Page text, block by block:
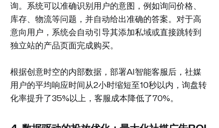
询。系统可以准确识别用户的意图，例如询问价格、
库存、物流等问题，并自动给出准确的答案。对于高
意向用户，系统会自动引导其添加私域或直接跳转到
独立站的产品页面完成购买。
根据创意时空的内部数据，部署AI智能客服后，社媒
用户的平均响应时间从2小时缩短至10秒以内，询盘转
化率提升了35%以上，客服成本降低了70%。